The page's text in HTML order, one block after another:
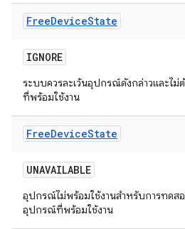
FreeDeviceState
IGNORE
ระบบควรละเว้นอุปกรณ์ดังกล่าวและไ
ที่พร้อมใช้งาน
FreeDeviceState
UNAVAILABLE
อุปกรณ์ไม่พร้อมใช้งานสำหรับการทดส
อุปกรณ์ที่พร้อมใช้งาน